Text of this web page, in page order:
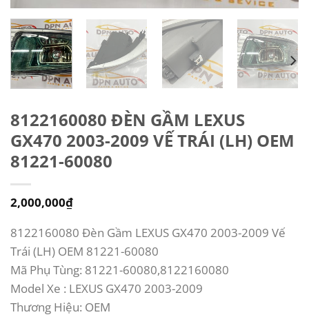
8122160080 ĐÈN GẦM LEXUS
GX470 2003-2009 VẾ TRÁI (LH) OEM
81221-60080
2,000,000₫
8122160080 Đèn Gầm LEXUS GX470 2003-2009 Vế
Trái (LH) OEM 81221-60080
Mã Phụ Tùng: 81221-60080,8122160080
Model Xe : LEXUS GX470 2003-2009
Thương Hiệu: OEM